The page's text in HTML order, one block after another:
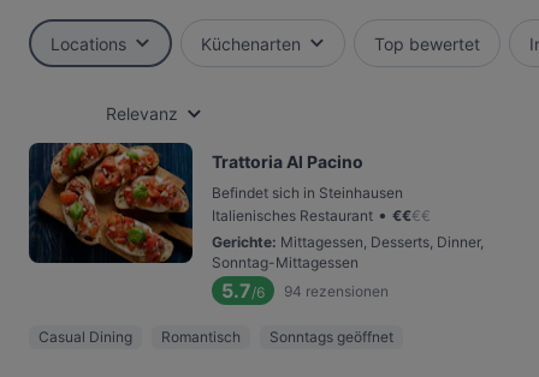
Locations Küchenarten Top bewertet
Relevanz
Trattoria Al Pacino
Befindet sich in Steinhausen
Italienisches Restaurant • €€€€
Gerichte: Mittagessen, Desserts, Dinner,
Sonntag-Mittagessen
5.7/6 94 rezensionen
Casual Dining Romantisch Sonntags geöffnet